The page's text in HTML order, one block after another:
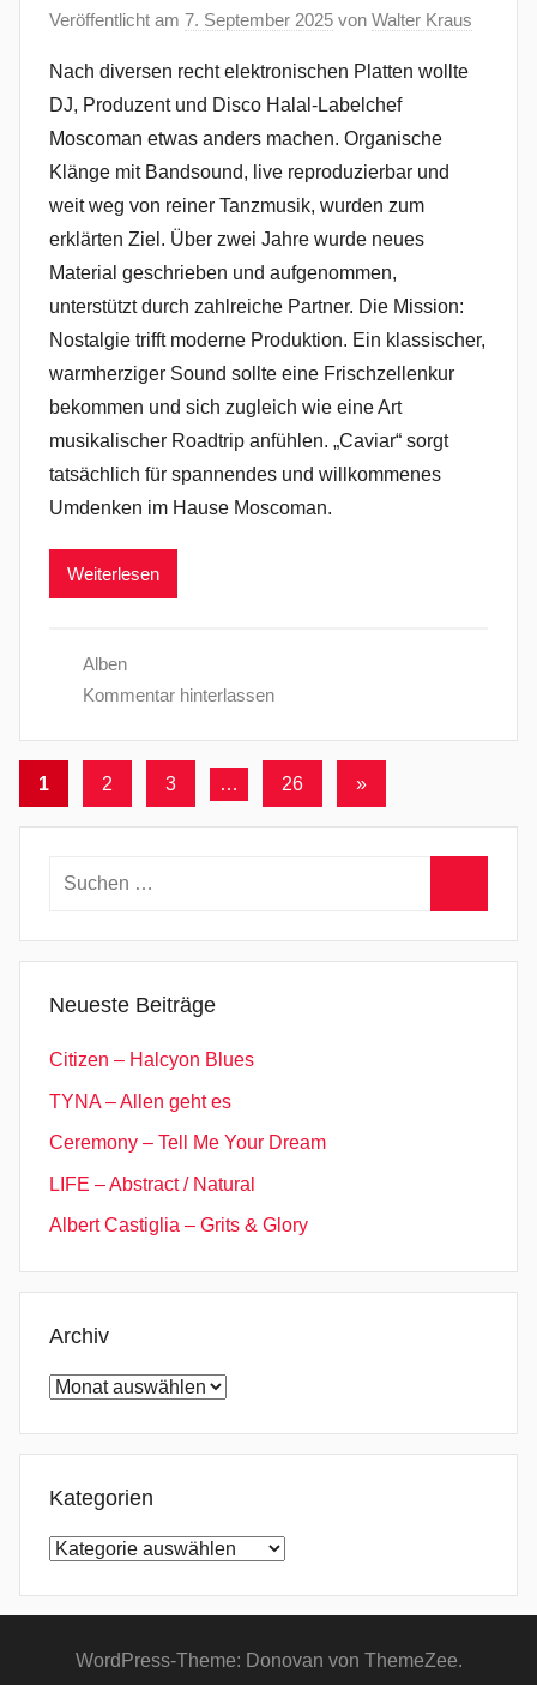
Veröffentlicht am 7. September 2025 von Walter Kraus
Nach diversen recht elektronischen Platten wollte
DJ, Produzent und Disco Halal-Labelchef
Moscoman etwas anders machen. Organische
Klänge mit Bandsound, live reproduzierbar und
weit weg von reiner Tanzmusik, wurden zum
erklärten Ziel. Über zwei Jahre wurde neues
Material geschrieben und aufgenommen,
unterstützt durch zahlreiche Partner. Die Mission:
Nostalgie trifft moderne Produktion. Ein klassischer,
warmherziger Sound sollte eine Frischzellenkur
bekommen und sich zugleich wie eine Art
musikalischer Roadtrip anfühlen. „Caviar“ sorgt
tatsächlich für spannendes und willkommenes
Umdenken im Hause Moscoman.
Weiterlesen
Alben
Kommentar hinterlassen
Seitennummerierung
der
Beiträge
1 2 3 … 26
Nächste
»
Suchen
Neueste Beiträge
Citizen – Halcyon Blues
TYNA – Allen geht es
Ceremony – Tell Me Your Dream
LIFE – Abstract / Natural
Albert Castiglia – Grits & Glory
Archiv
Archiv
Kategorien
Kategorien
WordPress-Theme: Donovan von ThemeZee.